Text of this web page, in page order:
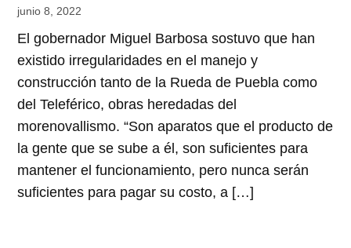
junio 8, 2022
El gobernador Miguel Barbosa sostuvo que han
existido irregularidades en el manejo y
construcción tanto de la Rueda de Puebla como
del Teleférico, obras heredadas del
morenovallismo. “Son aparatos que el producto de
la gente que se sube a él, son suficientes para
mantener el funcionamiento, pero nunca serán
suficientes para pagar su costo, a […]